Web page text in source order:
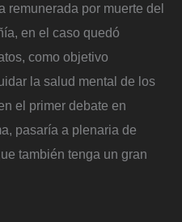
remunerada por muerte del
en el caso quedó
como objetivo
la salud mental de los
el primer debate en
pasaría a plenaria de
también tenga un gran